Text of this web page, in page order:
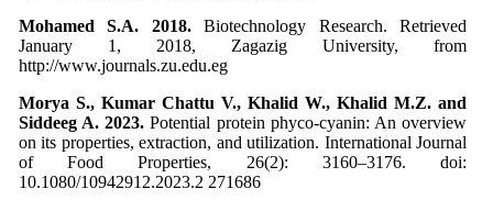
Mohamed S.A. 2018.Biotechnology Research. Retrieved
January 1, 2018, Zagazig University, from
http://www.journals.zu.edu.eg
Morya S., Kumar Chattu V., Khalid W., Khalid M.Z. and
Siddeeg A. 2023.Potential protein phyco-cyanin: An overview
on its properties, extraction, and utilization. International Journal
of Food Properties, 26(2): 3160–3176. doi:
10.1080/10942912.2023.2 271686